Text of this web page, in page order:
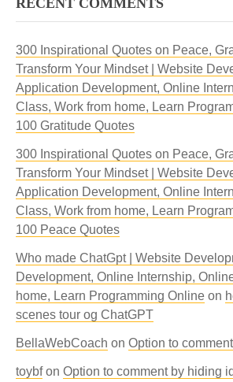
RECENT COMMENTS
300 Inspirational Quotes on Peace,
Transform Your Mindset | Website
Application Development, Online
Class, Work from home, Learn
100 Gratitude Quotes
300 Inspirational Quotes on Peace,
Transform Your Mindset | Website
Application Development, Online
Class, Work from home, Learn
100 Peace Quotes
Who made ChatGpt | Website
Development, Online Internship,
home, Learn Programming Online on
scenes tour og ChatGPT
BellaWebCoach on Option to
toybfon Option to comment by hiding